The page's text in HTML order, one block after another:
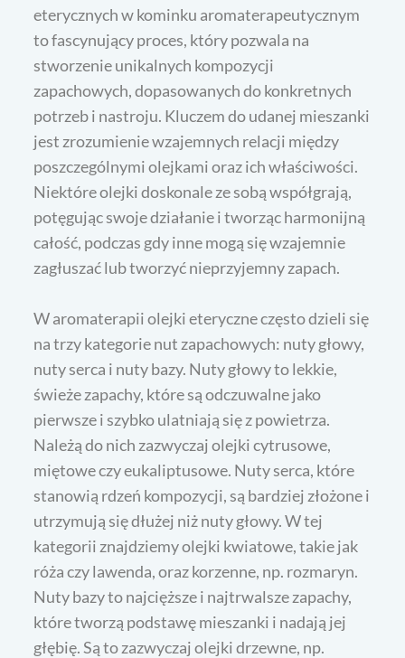
eterycznych w kominku aromaterapeutycznym
to fascynujący proces, który pozwala na
stworzenie unikalnych kompozycji
zapachowych, dopasowanych do konkretnych
potrzeb i nastroju. Kluczem do udanej mieszanki
jest zrozumienie wzajemnych relacji między
poszczególnymi olejkami oraz ich właściwości.
Niektóre olejki doskonale ze sobą współgrają,
potęgując swoje działanie i tworząc harmonijną
całość, podczas gdy inne mogą się wzajemnie
zagłuszać lub tworzyć nieprzyjemny zapach.
W aromaterapii olejki eteryczne często dzieli się
na trzy kategorie nut zapachowych: nuty głowy,
nuty serca i nuty bazy. Nuty głowy to lekkie,
świeże zapachy, które są odczuwalne jako
pierwsze i szybko ulatniają się z powietrza.
Należą do nich zazwyczaj olejki cytrusowe,
miętowe czy eukaliptusowe. Nuty serca, które
stanowią rdzeń kompozycji, są bardziej złożone i
utrzymują się dłużej niż nuty głowy. W tej
kategorii znajdziemy olejki kwiatowe, takie jak
róża czy lawenda, oraz korzenne, np. rozmaryn.
Nuty bazy to najcięższe i najtrwalsze zapachy,
które tworzą podstawę mieszanki i nadają jej
głębię. Są to zazwyczaj olejki drzewne, np.